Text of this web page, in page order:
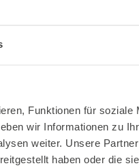
Funktionen für soziale
wir Informationen zu
weiter. Unsere
haben oder die